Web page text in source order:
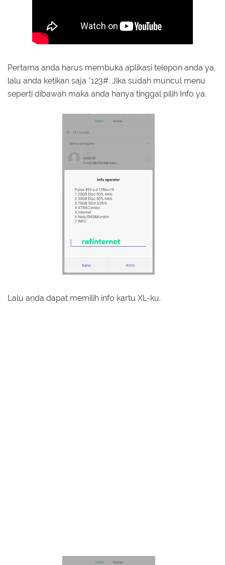
Pertama anda harus membuka aplikasi telepon anda ya,
lalu anda ketikan saja *123#. Jika sudah muncul menu
seperti dibawah maka anda hanya tinggal pilih Info ya.
Lalu anda dapat memilih info kartu XL-ku.